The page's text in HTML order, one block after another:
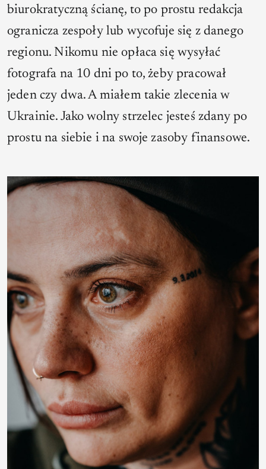
biurokratyczną ścianę, to po prostu redakcja
ogranicza zespoły lub wycofuje się z danego
regionu. Nikomu nie opłaca się wysyłać
fotografa na 10 dni po to, żeby pracował
jeden czy dwa. A miałem takie zlecenia w
Ukrainie. Jako wolny strzelec jesteś zdany po
prostu na siebie i na swoje zasoby finansowe.